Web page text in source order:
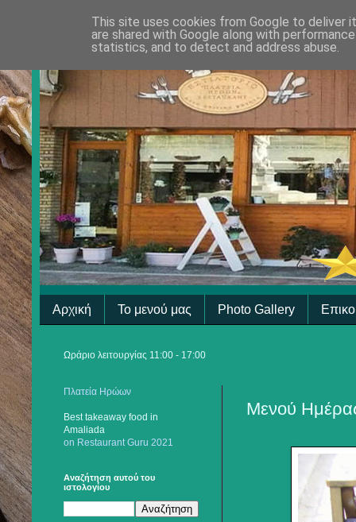
Αρχική Το μενού μας Photo Gallery
Ωράριο λειτουργίας 11:00 - 17:00
Μενού
Πλατεία Ηρώων
Best takeaway food in
Amaliada
on Restaurant Guru 2021
Αναζήτηση αυτού του
ιστολογίου
This site uses cookies from Google to deliver
are shared with Google along with
statistics, and to detect and address abuse.